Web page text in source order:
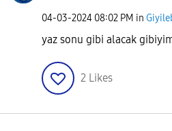
‎04-03-2024 08:02 PM in
yaz sonu gibi alacak
2 Likes